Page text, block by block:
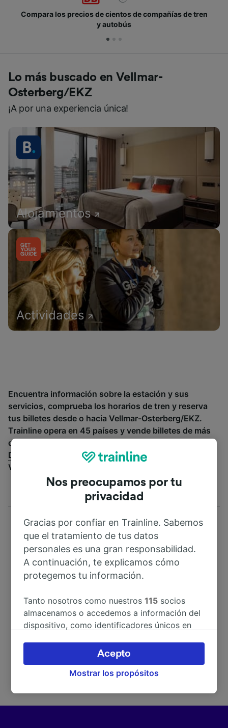
Compara los precios de cientos de compañías de tren
y autobús
Lo más buscado en Vellmar-
Osterberg/EKZ
¡A por una experiencia única!
Alojamientos
Actividades
Encuentra información sobre la estación y sus
servicios, comprueba los horarios de tren y reserva
tus billetes desde o hacia Vellmar-Osterberg/EKZ.
Trainline opera en 45 países y vende billetes de más
de 270 compañías de tren y autobús incluyendo
Deutsche Bahn
. Descubre a dónde puedes ir desde
Vellmar-Osterberg/EKZ con Trainline.
Dirección
34246 Vellmar
Deutschland
Nos preocupamos por tu
privacidad
Gracias por confiar en Trainline. Sabemos
que el tratamiento de tus datos
personales es una gran responsabilidad.
A continuación, te explicamos cómo
protegemos tu información.
Tanto nosotros como nuestros115 socios
almacenamos o accedemos a información del
dispositivo, como identificadores únicos en
Puedes aceptar o administrar tus preferencias
haciendo clic abajo, incluido el derecho de
oposición en función de tu interés legítimo o,
Mostrar los propósitos
Acepto